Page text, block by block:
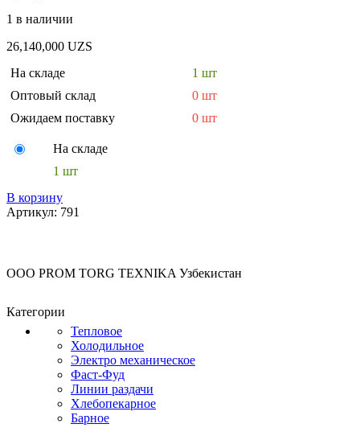
1 в наличии
26,140,000 UZS
На складе
1 шт
Оптовый склад
0 шт
Ожидаем поставку
0 шт
На складе
1 шт
В корзину
Артикул: 791
OOO PROM TORG TEXNIKA Узбекистан
Категории
Тепловое
Холодильное
Электро механическое
Фаст-Фуд
Линии раздачи
Хлебопекарное
Барное